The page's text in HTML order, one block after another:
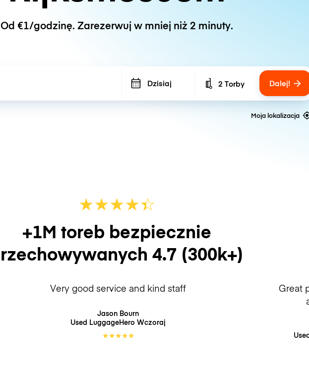
Od €1/godzinę. Zarezerwuj w mniej niż 2 minuty.
Dzisiaj Number of bags
2 Torby Dalej!
Moja lokalizacja
★★★★☆
★
+1M toreb bezpiecznie
4.7 (300k+)
Very good service and kind staff
Jason Bourn
Used LuggageHero Wczoraj
★★★★★
Great